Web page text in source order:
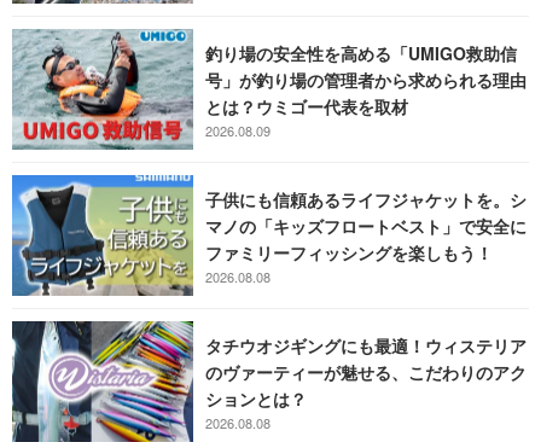
釣り場の安全性を高める「UMIGO救助信
号」が釣り場の管理者から求められる理由
とは？ウミゴー代表を取材
2026.08.09
子供にも信頼あるライフジャケットを。シ
マノの「キッズフロートベスト」で安全に
ファミリーフィッシングを楽しもう！
2026.08.08
タチウオジギングにも最適！ウィステリア
のヴァーティーが魅せる、こだわりのアク
ションとは？
2026.08.08